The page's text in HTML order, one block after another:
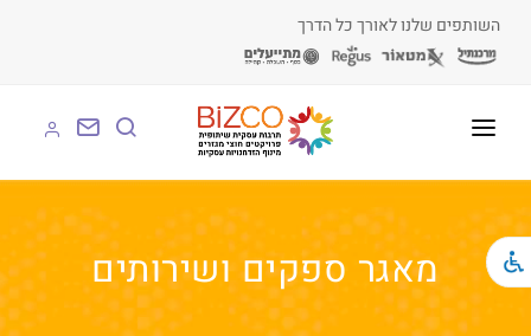
השותפים שלנו לאורך כל הדרך
על BIZCO
BIZCO לעסקים
BIZCO לרשויות
מאגר ספקים ושירותים